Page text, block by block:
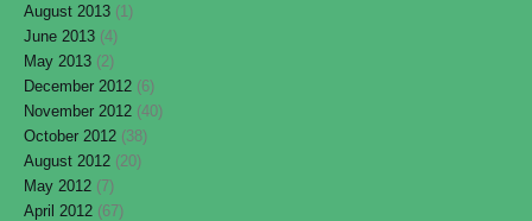
August 2013 (1)
June 2013 (4)
May 2013 (2)
December 2012 (6)
November 2012 (40)
October 2012 (38)
August 2012 (20)
May 2012 (7)
April 2012 (67)